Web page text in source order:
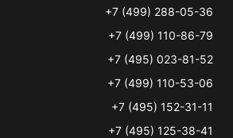
+7 (499) 288-05-36
+7 (499) 110-86-79
+7 (495) 023-81-52
+7 (499) 110-53-06
+7 (495) 152-31-11
+7 (495) 125-38-41